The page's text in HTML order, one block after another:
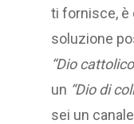
ti fornisce, è
soluzione
“Dio
un “Dio di
sei un